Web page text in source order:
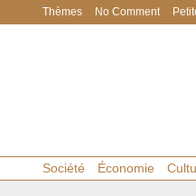
Thèmes No Comment
Société Économie